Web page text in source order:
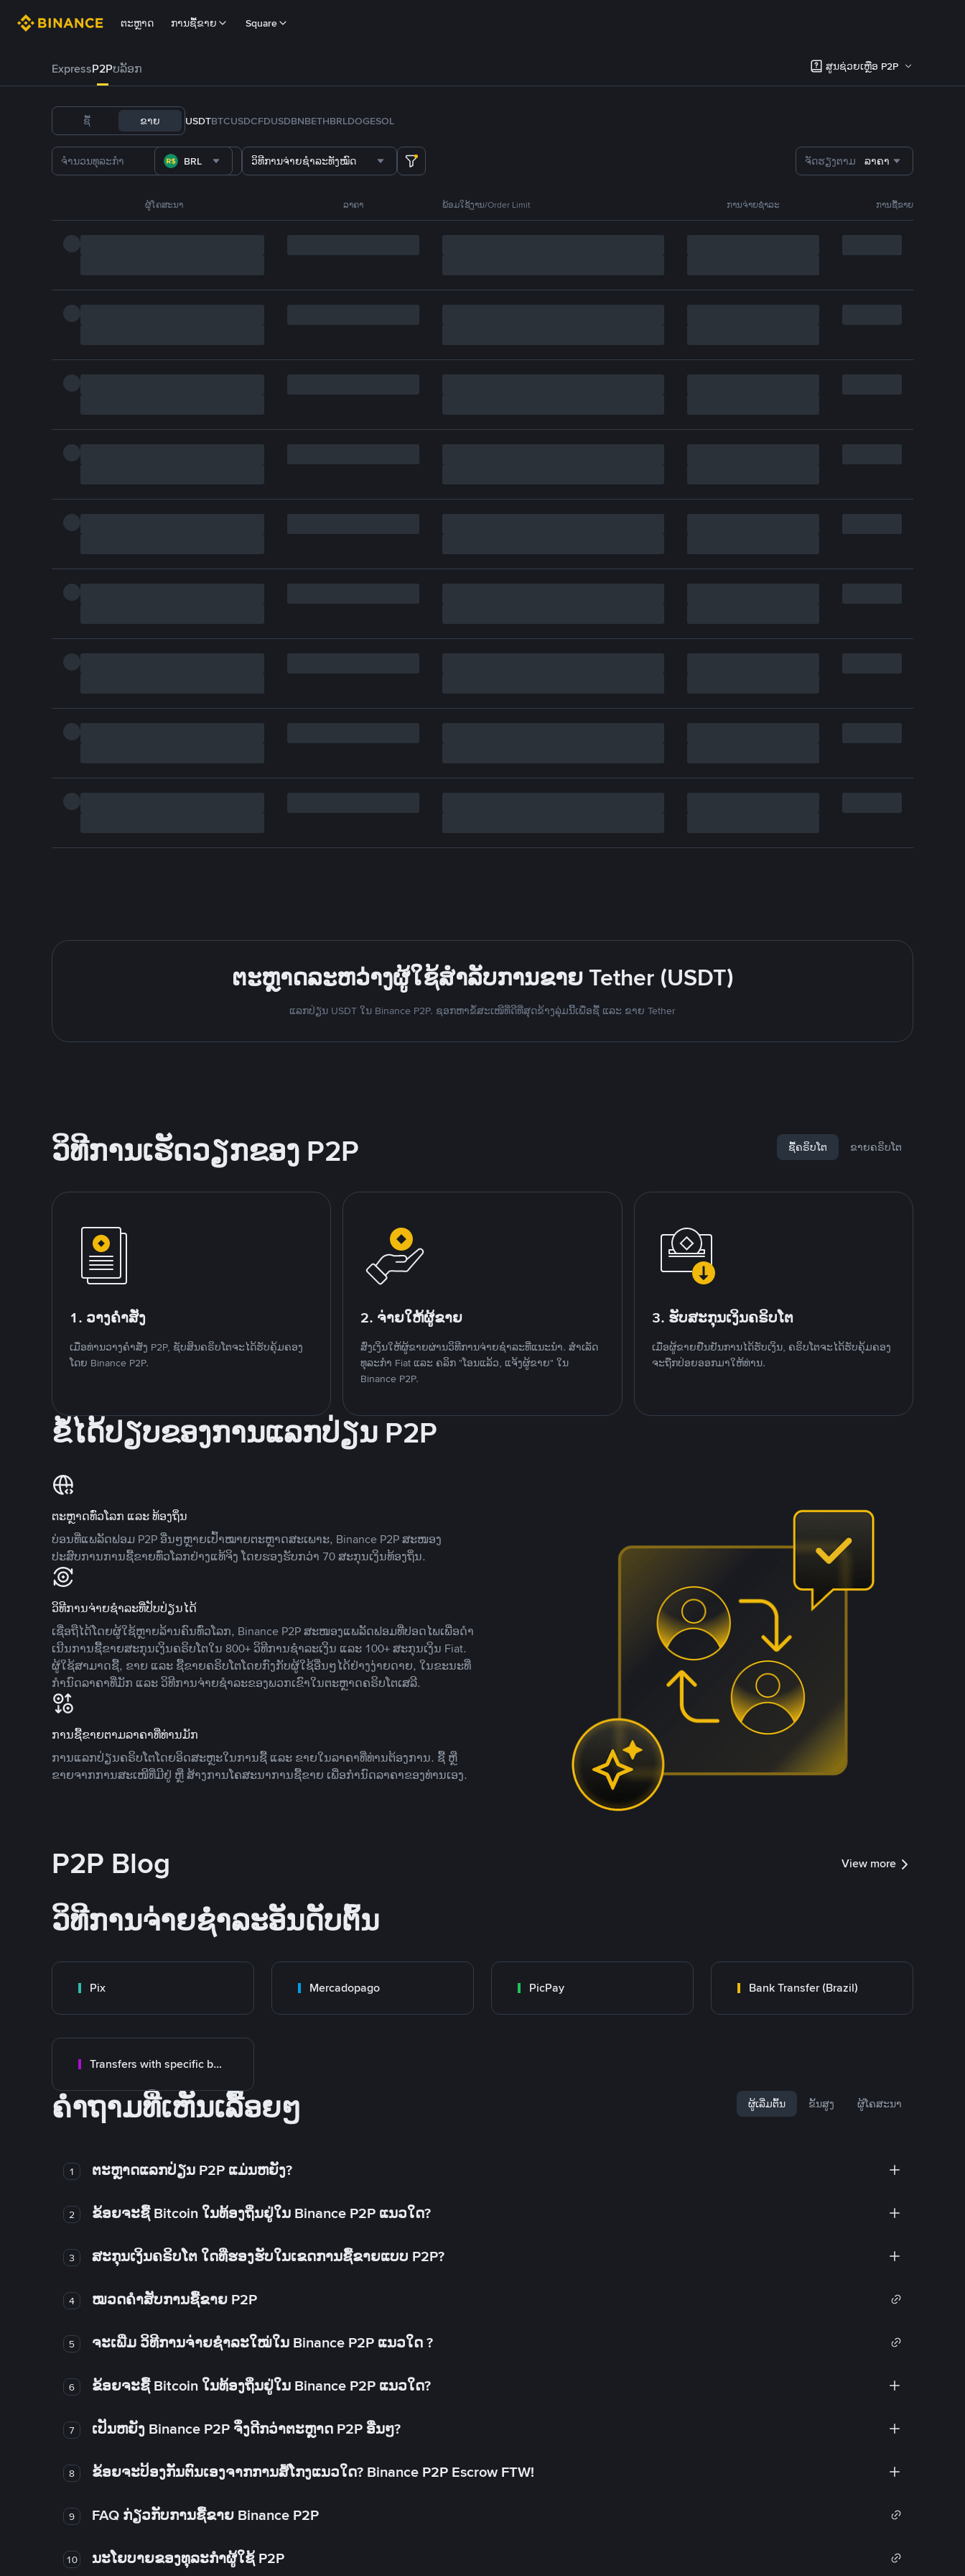
ຕະຫຼາດ ການຊື້ຂາຍ Square
ExpressP2Pບລັອກ ສູນຊ່ວຍເຫຼືອ P2P
ຊື້ ຂາຍ USDTBTCUSDCFDUSDBNBETHBRLDOGESOL
BRL ວິທີການຈ່າຍຊຳລະທັງໝົດ ຈັດຮຽງຕາມ ລາຄາ
ຜູ້ໂຄສະນາ ລາຄາ ພ້ອມໃຊ້ງານ/Order Limit ການຈ່າຍຊຳລະ ການຊື້ຂາຍ
ຕະຫຼາດລະຫວ່າງຜູ້ໃຊ້ສຳລັບການຂາຍ Tether (USDT)
ແລກປ່ຽນ USDT ໃນ Binance P2P. ຊອກຫາຂໍ້ສະເໜີທີ່ດີທີ່ສຸດຂ້າງລຸ່ມນີ້ເພື່ອຊື້ ແລະ ຂາຍ Tether
ວິທີການເຮັດວຽກຂອງ P2P ຊື້ຄຣິບໂຕ ຂາຍຄຣິບໂຕ
1. ວາງຄໍາສັ່ງ
ເມື່ອທ່ານວາງຄໍາສັ່ງ P2P, ຊັບສິນຄຣິບໂຕຈະໄດ້ຮັບຄຸ້ມຄອງ
ໂດຍ Binance P2P.
2. ຈ່າຍໃຫ້ຜູ້ຂາຍ
ສົ່ງເງິນໃຫ້ຜູ້ຂາຍຜ່ານວິທີການຈ່າຍຊຳລະທີ່ແນະນໍາ. ສໍາເລັດ
ທຸລະກໍາ Fiat ແລະ ຄລິກ "ໂອນແລ້ວ, ແຈ້ງຜູ້ຂາຍ" ໃນ
Binance P2P.
3. ຮັບສະກຸນເງິນຄຣິບໂຕ
ເມື່ອຜູ້ຂາຍຢືນຢັນການໄດ້ຮັບເງິນ, ຄຣິບໂຕຈະໄດ້ຮັບຄຸ້ມຄອງ
ຈະຖືກປ່ອຍອອກມາໃຫ້ທ່ານ.
ຂໍ້ໄດ້ປຽບຂອງການແລກປ່ຽນ P2P
ຕະຫຼາດທົ່ວໂລກ ແລະ ທ້ອງຖິ່ນ
ບ່ອນທີ່ແພລັດຟອມ P2P ອື່ນໆຫຼາຍເປົ້າໝາຍຕະຫຼາດສະເພາະ, Binance P2P ສະໜອງ
ປະສົບການການຊື້ຂາຍທົ່ວໂລກຢ່າງແທ້ຈິງ ໂດຍຮອງຮັບກວ່າ 70 ສະກຸນເງິນທ້ອງຖິ່ນ.
ວິທີການຈ່າຍຊຳລະທີ່ປັບປ່ຽນໄດ້
ເຊື່ອຖືໄດ້ໂດຍຜູ້ໃຊ້ຫຼາຍລ້ານຄົນທົ່ວໂລກ, Binance P2P ສະໜອງແພລັດຟອມທີ່ປອດໄພເພື່ອດໍາ
ເນີນການຊື້ຂາຍສະກຸນເງິນຄຣິບໂຕໃນ 800+ ວິທີການຊໍາລະເງິນ ແລະ 100+ ສະກຸນເງິນ Fiat.
ຜູ້ໃຊ້ສາມາດຊື້, ຂາຍ ແລະ ຊື້ຂາຍຄຣິບໂຕໂດຍກົງກັບຜູ້ໃຊ້ອື່ນໆໄດ້ຢ່າງງ່າຍດາຍ, ໃນຂະນະທີ່
ກໍານົດລາຄາທີ່ມັກ ແລະ ວິທີການຈ່າຍຊຳລະຂອງພວກເຂົາໃນຕະຫຼາດຄຣິບໂຕເສລີ.
ການຊື້ຂາຍຕາມລາຄາທີ່ທ່ານມັກ
ການແລກປ່ຽນຄຣິບໂຕໂດຍອິດສະຫຼະໃນການຊື້ ແລະ ຂາຍໃນລາຄາທີ່ທ່ານຕ້ອງການ. ຊື້ ຫຼື
ຂາຍຈາກການສະເໜີທີ່ມີຢູ່ ຫຼື ສ້າງການໂຄສະນາການຊື້ຂາຍ ເພື່ອກໍານົດລາຄາຂອງທ່ານເອງ.
P2P Blog View more
ວິທີການຈ່າຍຊຳລະອັນດັບຕົ້ນ
Pix Mercadopago PicPay Bank Transfer (Brazil)
Transfers with specific bank
ຄໍາຖາມທີ່ເຫັນເລື້ອຍໆ ຜູ້ເລີ່ມຕົ້ນ ຂັ້ນສູງ ຜູ້ໂຄສະນາ
1 ຕະຫຼາດແລກປ່ຽນ P2P ແມ່ນຫຍັງ?
2 ຂ້ອຍຈະຊື້ Bitcoin ໃນທ້ອງຖິ່ນຢູ່ໃນ Binance P2P ແນວໃດ?
3 ສະກຸນເງິນຄຣິບໂຕ ໃດທີ່ຮອງຮັບໃນເຂດການຊື້ຂາຍແບບ P2P?
4 ໝວດຄໍາສັບການຊື້ຂາຍ P2P
5 ຈະເພີ່ມ ວິທີການຈ່າຍຊຳລະໃໝ່ໃນ Binance P2P ແນວໃດ ?
6 ຂ້ອຍຈະຊື້ Bitcoin ໃນທ້ອງຖິ່ນຢູ່ໃນ Binance P2P ແນວໃດ?
7 ເປັນຫຍັງ Binance P2P ຈຶ່ງດີກວ່າຕະຫຼາດ P2P ອື່ນໆ?
8 ຂ້ອຍຈະປ້ອງກັນຕົນເອງຈາກການສໍ້ໂກງແນວໃດ? Binance P2P Escrow FTW!
9 FAQ ກ່ຽວກັບການຊື້ຂາຍ Binance P2P
10 ນະໂຍບາຍຂອງທຸລະກໍາຜູ້ໃຊ້ P2P